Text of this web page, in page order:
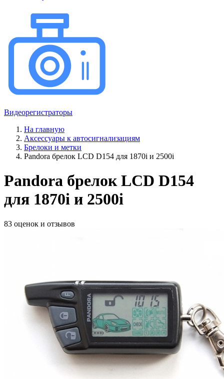
Видеорегистраторы
На главную
Аксессуары к автосигнализациям
Брелоки и метки
Pandora брелок LCD D154 для 1870i и 2500i
Pandora брелок LCD D154
для 1870i и 2500i
83 оценок и отзывов